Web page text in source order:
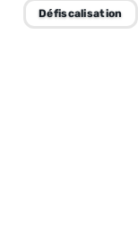
Défiscalisation